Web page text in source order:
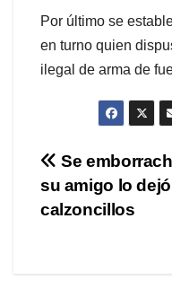
Por último se
en turno quien
ilegal de arma de
de
Se
su amigo lo
calzoncillos